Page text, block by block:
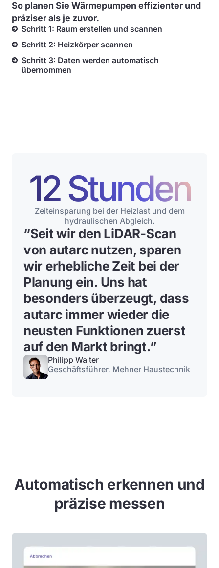
So planen Sie Wärmepumpen effizienter und
präziser als je zuvor.
Schritt 1: Raum erstellen und scannen
Schritt 2: Heizkörper scannen
Schritt 3: Daten werden automatisch
übernommen
12 Stunden
Zeiteinsparung bei der Heizlast und dem
hydraulischen Abgleich.
“Seit wir den LiDAR-Scan
von autarc nutzen, sparen
wir erhebliche Zeit bei der
Planung ein. Uns hat
besonders überzeugt, dass
autarc immer wieder die
neusten Funktionen zuerst
auf den Markt bringt.”
Philipp Walter
Geschäftsführer, Mehner Haustechnik
Automatisch erkennen und
präzise messen